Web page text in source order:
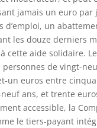
jamais un euro par
d’emploi, un
les douze derniers
cette aide solidaire.
de vingt-
un euros entre
ans, et trente
accessible, la
le tiers-payant